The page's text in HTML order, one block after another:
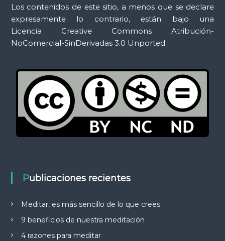
Los contenidos de este sitio, a menos que se declare
expresamente lo contrario, están bajo una
Licencia Creative Commons Atribución-
NoComercial-SinDerivadas 3.0 Unported.
Publicaciones recientes
Meditar, es más sencillo de lo que crees
9 beneficios de nuestra meditación
4 razones para meditar